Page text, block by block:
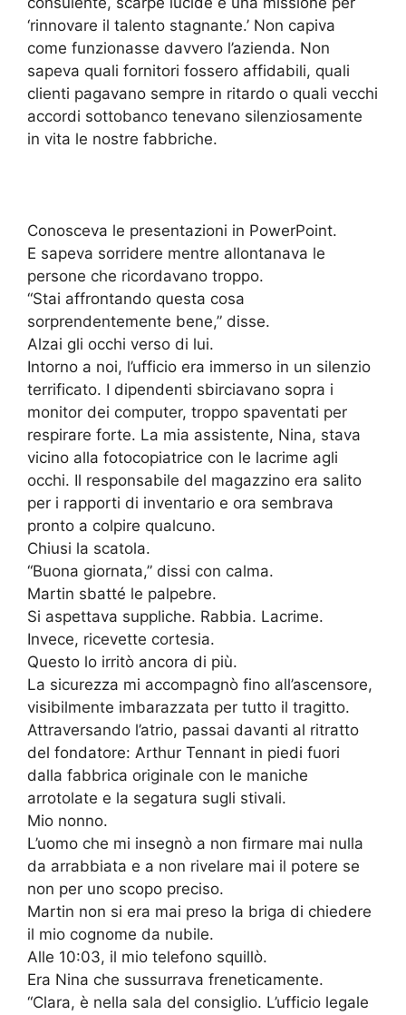
‘rinnovare il talento stagnante.’ Non capiva
come funzionasse davvero l’azienda. Non
sapeva quali fornitori fossero affidabili, quali
clienti pagavano sempre in ritardo o quali vecchi
accordi sottobanco tenevano silenziosamente
in vita le nostre fabbriche.
Conosceva le presentazioni in PowerPoint.
E sapeva sorridere mentre allontanava le
persone che ricordavano troppo.
“Stai affrontando questa cosa
sorprendentemente bene,” disse.
Alzai gli occhi verso di lui.
Intorno a noi, l’ufficio era immerso in un silenzio
terrificato. I dipendenti sbirciavano sopra i
monitor dei computer, troppo spaventati per
respirare forte. La mia assistente, Nina, stava
vicino alla fotocopiatrice con le lacrime agli
occhi. Il responsabile del magazzino era salito
per i rapporti di inventario e ora sembrava
pronto a colpire qualcuno.
Chiusi la scatola.
“Buona giornata,” dissi con calma.
Martin sbatté le palpebre.
Si aspettava suppliche. Rabbia. Lacrime.
Invece, ricevette cortesia.
Questo lo irritò ancora di più.
La sicurezza mi accompagnò fino all’ascensore,
visibilmente imbarazzata per tutto il tragitto.
Attraversando l’atrio, passai davanti al ritratto
del fondatore: Arthur Tennant in piedi fuori
dalla fabbrica originale con le maniche
arrotolate e la segatura sugli stivali.
Mio nonno.
L’uomo che mi insegnò a non firmare mai nulla
da arrabbiata e a non rivelare mai il potere se
non per uno scopo preciso.
Martin non si era mai preso la briga di chiedere
il mio cognome da nubile.
Alle 10:03, il mio telefono squillò.
Era Nina che sussurrava freneticamente.
“Clara, è nella sala del consiglio. L’ufficio legale